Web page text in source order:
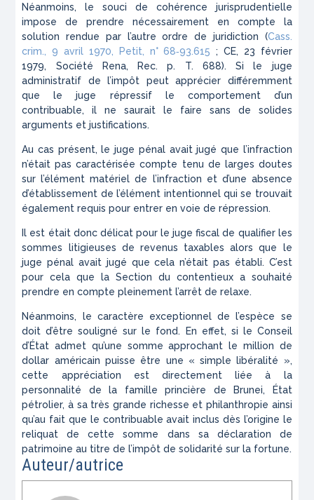
Néanmoins, le souci de cohérence jurisprudentielle
impose de prendre nécessairement en compte la
solution rendue par l’autre ordre de juridiction (Cass.
crim., 9 avril 1970, Petit , n° 68‑93.615 ; CE, 23 février
1979, Société Rena,Rec. p. T. 688). Si le juge
administratif de l’impôt peut apprécier différemment
que le juge répressif le comportement d’un
contribuable, il ne saurait le faire sans de solides
arguments et justifications.
Au cas présent, le juge pénal avait jugé que l’infraction
n’était pas caractérisée compte tenu de larges doutes
sur l’élément matériel de l’infraction et d’une absence
d’établissement de l’élément intentionnel qui se trouvait
également requis pour entrer en voie de répression.
Il est était donc délicat pour le juge fiscal de qualifier les
sommes litigieuses de revenus taxables alors que le
juge pénal avait jugé que cela n’était pas établi. C’est
pour cela que la Section du contentieux a souhaité
prendre en compte pleinement l’arrêt de relaxe.
Néanmoins, le caractère exceptionnel de l’espèce se
doit d’être souligné sur le fond. En effet, si le Conseil
d’État admet qu’une somme approchant le million de
dollar américain puisse être une « simple libéralité »,
cette appréciation est directement liée à la
personnalité de la famille princière de Brunei, État
pétrolier, à sa très grande richesse et philanthropie ainsi
qu’au fait que le contribuable avait inclus dès l’origine le
reliquat de cette somme dans sa déclaration de
patrimoine au titre de l’impôt de solidarité sur la fortune.
Auteur/autrice